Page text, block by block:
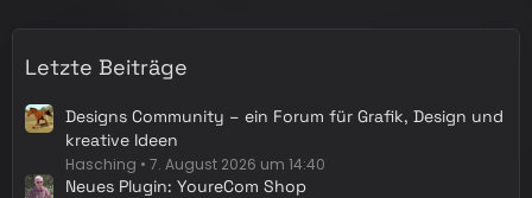
Letzte Beiträge
Designs Community – ein Forum für Grafik, Design und
kreative Ideen
Hasching 7. August 2026 um 14:40
Neues Plugin: YoureCom Shop